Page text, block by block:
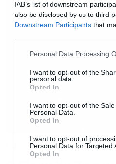
IAB’s list of downstream
also be disclosed by us to third
Downstream Participants that
Please note that this website/
not limited to your visit or usage
grant or deny consent to
use your data for below
consent section.
Personal Data Processing
I want to opt-out of the
personal data.
Opted In
I want to opt-out of the
Personal Data.
Opted In
I want to opt-out of
Personal Data for Targeted
Opted In